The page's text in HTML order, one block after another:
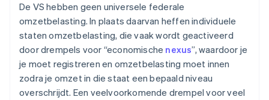
De VS hebben geen universele federale
omzetbelasting. In plaats daarvan heffen individuele
staten omzetbelasting, die vaak wordt geactiveerd
door drempels voor “economische nexus”, waardoor je
je moet registreren en omzetbelasting moet innen
zodra je omzet in die staat een bepaald niveau
overschrijdt. Een veelvoorkomende drempel voor veel